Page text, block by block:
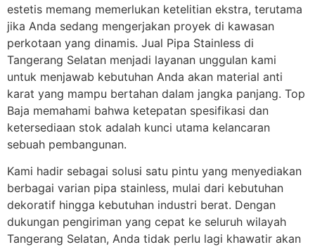
estetis memang memerlukan ketelitian ekstra, terutama
jika Anda sedang mengerjakan proyek di kawasan
perkotaan yang dinamis. Jual Pipa Stainless di
Tangerang Selatan menjadi layanan unggulan kami
untuk menjawab kebutuhan Anda akan material anti
karat yang mampu bertahan dalam jangka panjang. Top
Baja memahami bahwa ketepatan spesifikasi dan
ketersediaan stok adalah kunci utama kelancaran
sebuah pembangunan.
Kami hadir sebagai solusi satu pintu yang menyediakan
berbagai varian pipa stainless, mulai dari kebutuhan
dekoratif hingga kebutuhan industri berat. Dengan
dukungan pengiriman yang cepat ke seluruh wilayah
Tangerang Selatan, Anda tidak perlu lagi khawatir akan